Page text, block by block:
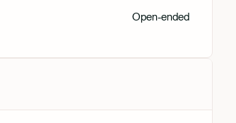
Open-ended